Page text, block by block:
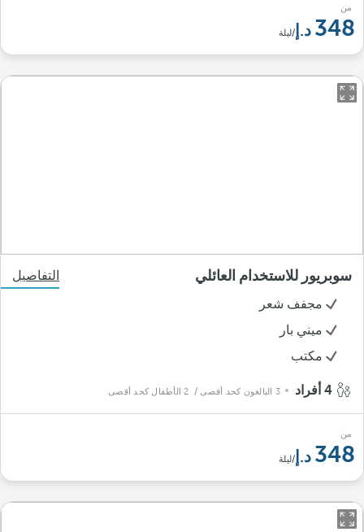
من
348 /ليلة
سوبريور للاستخدام العائلي
التفاصيل
مجفف شعر
ميني بار
مكتب
3 البالغون كحد أقصى / 2 الأطفال كحد أقصى
من
348 /ليلة